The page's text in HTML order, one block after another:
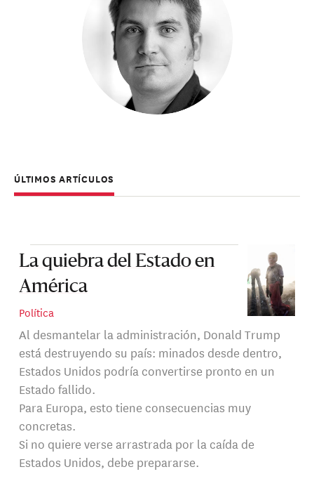
ÚLTIMOS ARTÍCULOS
La quiebra del Estado en
América
Política
Al desmantelar la administración, Donald Trump
está destruyendo su país: minados desde dentro,
Estados Unidos podría convertirse pronto en un
Estado fallido.
Para Europa, esto tiene consecuencias muy
concretas.
Si no quiere verse arrastrada por la caída de
Estados Unidos, debe prepararse.